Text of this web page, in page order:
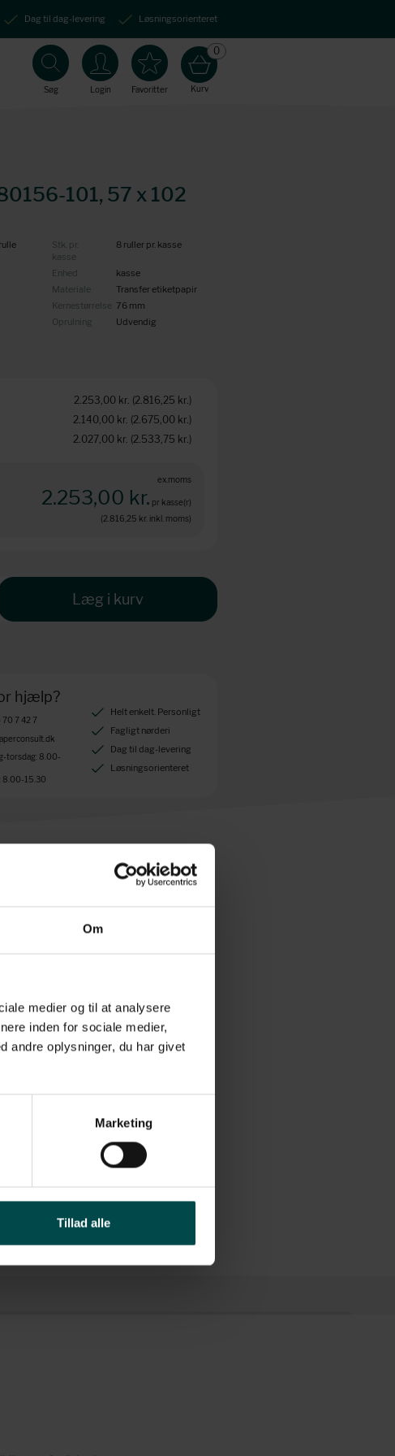
Om
medier og til at analysere
inden for sociale medier,
andre oplysninger, du har givet
Marketing
Tillad alle
Dag til dag-levering Løsningsorienteret
Søg Login Favoritter Kurv
0
101, 57 x 102
Stk. pr.
kasse
8 ruller pr. kasse
Enhed
kasse
Materiale
Transfer etiketpapir
Kernestørrelse 76 mm
Oprulning Udvendig
2.253,00 kr. (2.816,25 kr.)
2.140,00 kr. (2.675,00 kr.)
2.027,00 kr. (2.533,75 kr.)
2.253,00 kr.
ex.moms
pr kasse(r)
(2.816,25 kr. inkl. moms)
Læg i kurv
hjælp?
70 7 42 7
torsdag: 8.00-
8.00-15.30
Helt enkelt. Personligt
Fagligt nørderi
Dag til dag-levering
Løsningsorienteret
110Xi, 140Xi, 170Xi, 220Xi